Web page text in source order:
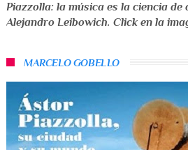
Piazzolla: la música es la ciencia
Alejandro Leibowich. Click en la
MARCELO GOBELLO